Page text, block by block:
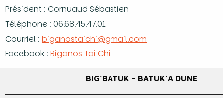
Président : Cornuaud Sébastien
Téléphone : 06.68.45.47.01
Courriel : biganostaichi@gmail.com
Facebook : Biganos Tai Chi
BIG’BATUK – BATUK’A DUNE